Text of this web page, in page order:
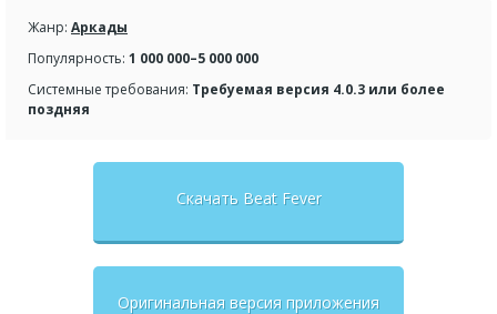
Жанр: Аркады
Популярность: 1 000 000–5 000 000
Системные требования: Требуемая версия 4.0.3 или более
поздняя
Скачать Beat Fever
Оригинальная версия приложения